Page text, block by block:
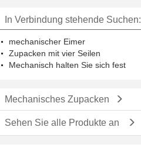
Größen
In Verbindung stehende Suchen:
mechanischer Eimer
Zupacken mit vier Seilen
Mechanisch halten Sie sich fest
Mechanisches Zupacken
Sehen Sie alle Produkte an